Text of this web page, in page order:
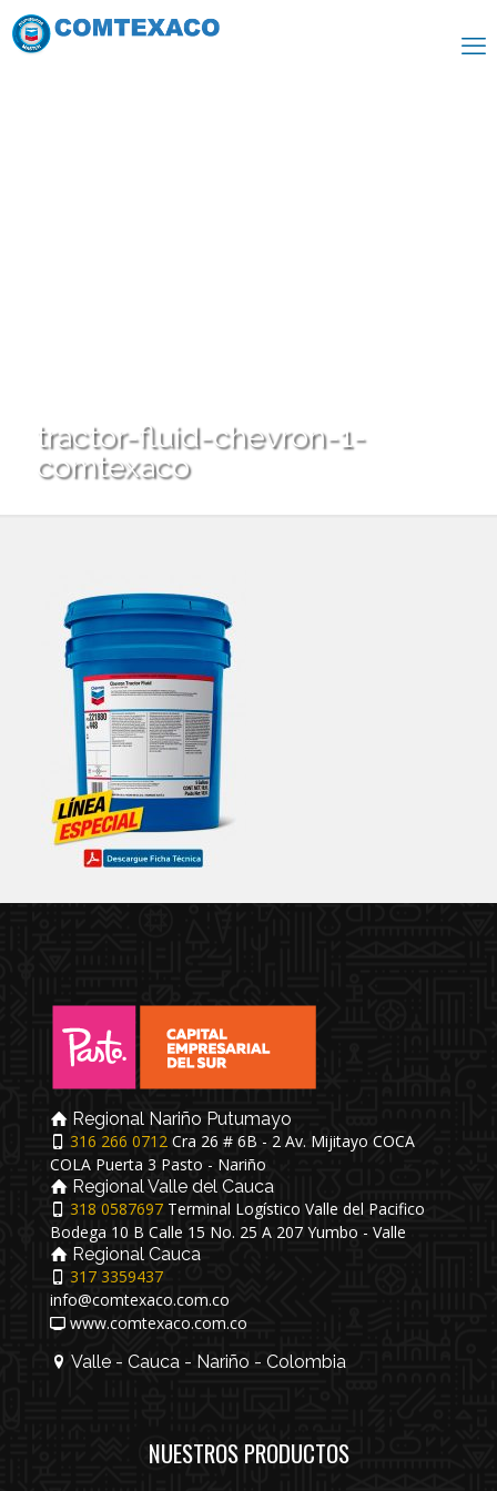
tractor-fluid-chevron-1-
comtexaco
Regional Nariño Putumayo
316 266 0712 Cra 26 # 6B - 2 Av. Mijitayo COCA
COLA Puerta 3 Pasto - Nariño
Regional Valle del Cauca
318 0587697 Terminal Logístico Valle del Pacifico
Bodega 10 B Calle 15 No. 25 A 207 Yumbo - Valle
Regional Cauca
317 3359437
info@comtexaco.com.co
www.comtexaco.com.co
Valle - Cauca - Nariño - Colombia
NUESTROS PRODUCTOS